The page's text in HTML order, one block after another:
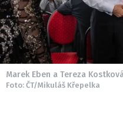
Marek Eben a Tereza
Foto: ČT/Mikuláš Křepelka